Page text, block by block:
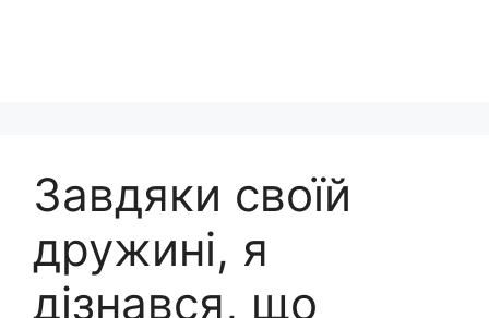
Завдяки своїй
дружині, я
дізнався, що